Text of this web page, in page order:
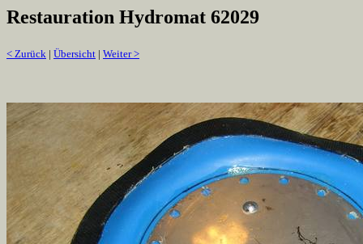
Restauration Hydromat 62029
< Zurück | Übersicht | Weiter >